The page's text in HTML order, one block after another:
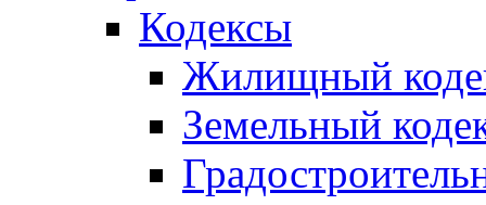
Кодексы
Жилищный
Земельный